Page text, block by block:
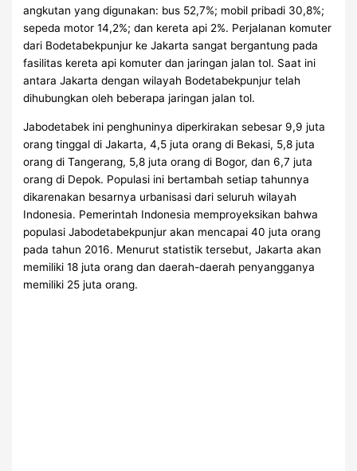
angkutan yang digunakan: bus 52,7%; mobil pribadi 30,8%;
sepeda motor 14,2%; dan kereta api 2%. Perjalanan komuter
dari Bodetabekpunjur ke Jakarta sangat bergantung pada
fasilitas kereta api komuter dan jaringan jalan tol. Saat ini
antara Jakarta dengan wilayah Bodetabekpunjur telah
dihubungkan oleh beberapa jaringan jalan tol.
Jabodetabek ini penghuninya diperkirakan sebesar 9,9 juta
orang tinggal di Jakarta, 4,5 juta orang di Bekasi, 5,8 juta
orang di Tangerang, 5,8 juta orang di Bogor, dan 6,7 juta
orang di Depok. Populasi ini bertambah setiap tahunnya
dikarenakan besarnya urbanisasi dari seluruh wilayah
Indonesia. Pemerintah Indonesia memproyeksikan bahwa
populasi Jabodetabekpunjur akan mencapai 40 juta orang
pada tahun 2016. Menurut statistik tersebut, Jakarta akan
memiliki 18 juta orang dan daerah-daerah penyangganya
memiliki 25 juta orang.